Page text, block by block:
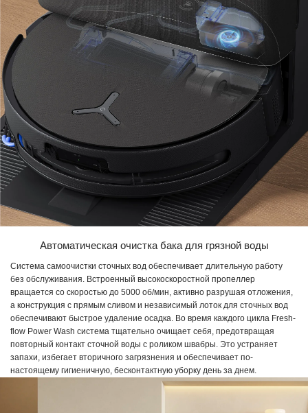
Автоматическая очистка бака для грязной воды
Система самоочистки сточных вод обеспечивает длительную работу
без обслуживания. Встроенный высокоскоростной пропеллер
вращается со скоростью до 5000 об/мин, активно разрушая отложения,
а конструкция с прямым сливом и независимый лоток для сточных вод
обеспечивают быстрое удаление осадка. Во время каждого цикла Fresh-
flow Power Wash система тщательно очищает себя, предотвращая
повторный контакт сточной воды с роликом швабры. Это устраняет
запахи, избегает вторичного загрязнения и обеспечивает по-
настоящему гигиеничную, бесконтактную уборку день за днем.